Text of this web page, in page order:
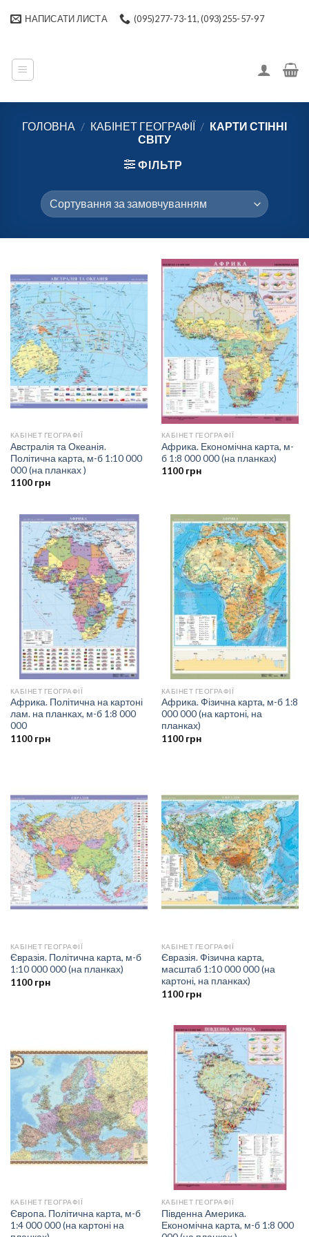
НАПИСАТИ ЛИСТА (095)277-73-11, (093)255-57-97
ГОЛОВНА / КАБІНЕТ ГЕОГРАФІЇ / КАРТИ СТІННІ
СВІТУ
ФІЛЬТР
КАБІНЕТ ГЕОГРАФІЇ
Австралія та Океанія.
Політична карта, м-б 1:10 000
000 (на планках )
1100 грн
КАБІНЕТ ГЕОГРАФІЇ
Африка. Економічна карта, м-
б 1:8 000 000 (на планках)
1100 грн
КАБІНЕТ ГЕОГРАФІЇ
Африка. Політична на картоні
лам. на планках, м-б 1:8 000
000
1100 грн
КАБІНЕТ ГЕОГРАФІЇ
Африка. Фізична карта, м-б 1:8
000 000 (на картоні, на
планках)
1100 грн
КАБІНЕТ ГЕОГРАФІЇ
Євразія. Політична карта, м-б
1:10 000 000 (на планках)
1100 грн
КАБІНЕТ ГЕОГРАФІЇ
Євразія. Фізична карта,
масштаб 1:10 000 000 (на
картоні, на планках)
1100 грн
КАБІНЕТ ГЕОГРАФІЇ
Європа. Політична карта, м-б
1:4 000 000 (на картоні на
КАБІНЕТ ГЕОГРАФІЇ
Південна Америка.
Економічна карта, м-б 1:8 000